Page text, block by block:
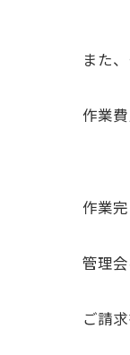
また
作業
作業完
管理
ご請